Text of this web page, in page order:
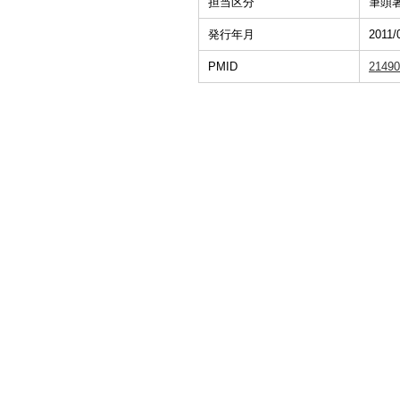
発行年月 2011/
PMID